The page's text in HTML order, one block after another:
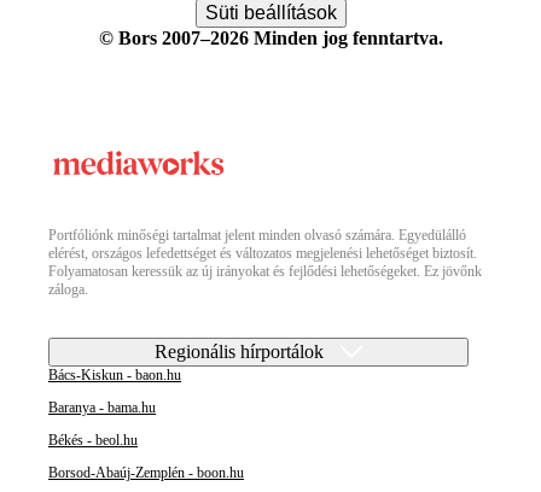
Süti beállítások
© Bors 2007–2026 Minden jog fenntartva.
Portfóliónk minőségi tartalmat jelent minden olvasó számára. Egyedülálló
elérést, országos lefedettséget és változatos megjelenési lehetőséget biztosít.
Folyamatosan keressük az új irányokat és fejlődési lehetőségeket. Ez jövőnk
záloga.
Regionális hírportálok
Bács-Kiskun - baon.hu
Baranya - bama.hu
Békés - beol.hu
Borsod-Abaúj-Zemplén - boon.hu